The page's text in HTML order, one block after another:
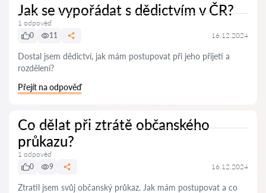
Jak se vypořádat s dědictvím v ČR?
1 odpověď
0
11 16.12.2024
Dostal jsem dědictví, jak mám postupovat při jeho přijetí a
rozdělení?
Přejít na odpověď
Co dělat při ztrátě občanského
průkazu?
1 odpověď
0
9 16.12.2024
Ztratil jsem svůj občanský průkaz. Jak mám postupovat a co